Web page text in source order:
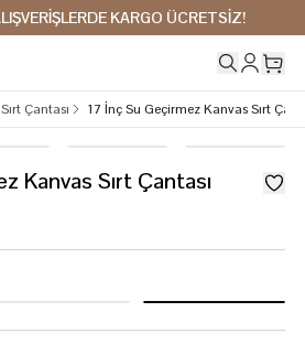
KARGO ÜCRETSİZ!
Sırt Çantası 17 İnç Su Geçirmez Kanvas Sırt
Kanvas Sırt Çantası